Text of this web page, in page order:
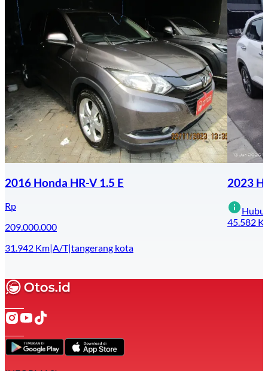
2016 Honda HR-V 1.5 E
Rp
209.000.000
31.942 Km|A/T|tangerang kota
2023
45.582